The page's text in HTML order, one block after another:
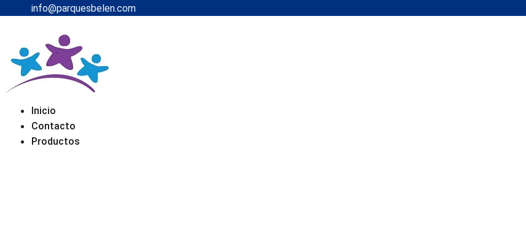
info@parquesbelen.com
Inicio
Contacto
Productos